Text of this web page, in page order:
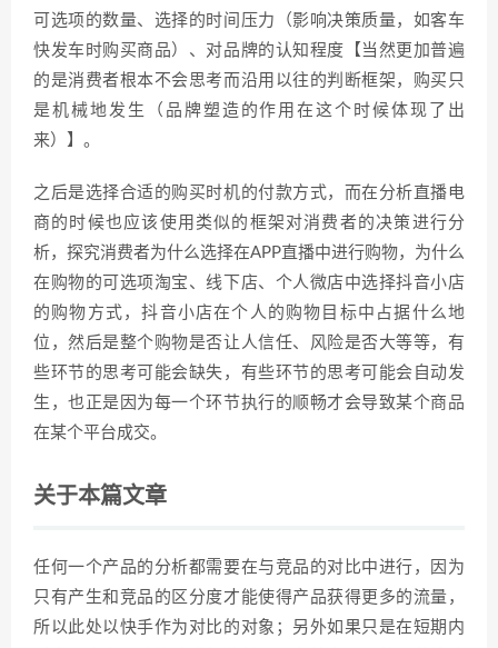
可选项的数量、选择的时间压力（影响决策质量，如客车
快发车时购买商品）、对品牌的认知程度【当然更加普遍
的是消费者根本不会思考而沿用以往的判断框架，购买只
是机械地发生（品牌塑造的作用在这个时候体现了出
来）】。
之后是选择合适的购买时机的付款方式，而在分析直播电
商的时候也应该使用类似的框架对消费者的决策进行分
析，探究消费者为什么选择在APP直播中进行购物，为什么
在购物的可选项淘宝、线下店、个人微店中选择抖音小店
的购物方式，抖音小店在个人的购物目标中占据什么地
位，然后是整个购物是否让人信任、风险是否大等等，有
些环节的思考可能会缺失，有些环节的思考可能会自动发
生，也正是因为每一个环节执行的顺畅才会导致某个商品
在某个平台成交。
关于本篇文章
任何一个产品的分析都需要在与竞品的对比中进行，因为
只有产生和竞品的区分度才能使得产品获得更多的流量，
所以此处以快手作为对比的对象；另外如果只是在短期内